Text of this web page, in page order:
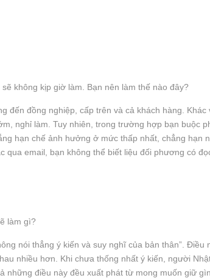
không kịp giờ làm. Bạn nên làm thế nào đây?
đến đồng nghiệp, cấp trên và cả khách hàng.
nghỉ làm. Tuy nhiên, trong trường hợp bạn buộc
hạn chế ảnh hưởng ở mức thấp nhất, chẳng hạn
email, bạn không thể biết liệu đối phương có
làm gì?
nói thẳng ý kiến và suy nghĩ của bản thân”.
nhiều hơn. Khi chưa thống nhất ý kiến, người
điều này đều xuất phát từ mong muốn giữ